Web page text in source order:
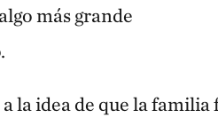
más grande
la idea de que la